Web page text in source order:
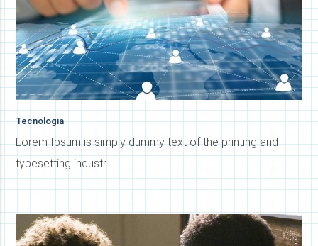
Tecnologia
Lorem Ipsum is simply dummy text of the printing and
typesetting industr